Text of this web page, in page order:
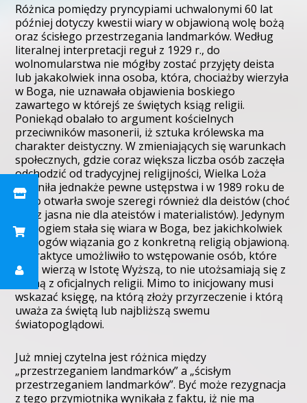
Różnica pomiędzy pryncypiami uchwalonymi 60 lat
później dotyczy kwestii wiary w objawioną wolę bożą
oraz ścisłego przestrzegania landmarków. Według
literalnej interpretacji reguł z 1929 r., do
wolnomularstwa nie mógłby zostać przyjęty deista
lub jakakolwiek inna osoba, która, chociażby wierzyła
w Boga, nie uznawała objawienia boskiego
zawartego w którejś ze świętych ksiąg religii.
Poniekąd obalało to argument kościelnych
przeciwników masonerii, iż sztuka królewska ma
charakter deistyczny. W zmieniających się warunkach
społecznych, gdzie coraz większa liczba osób zaczęła
odchodzić od tradycyjnej religijności, Wielka Loża
uczyniła jednakże pewne ustępstwa i w 1989 roku de
facto otwarła swoje szeregi również dla deistów (choć
rzecz jasna nie dla ateistów i materialistów). Jedynym
wymogiem stała się wiara w Boga, bez jakichkolwiek
wymogów wiązania go z konkretną religią objawioną.
W praktyce umożliwiło to wstępowanie osób, które
choć wierzą w Istotę Wyższą, to nie utożsamiają się z
żadną z oficjalnych religii. Mimo to inicjowany musi
wskazać księgę, na którą złoży przyrzeczenie i którą
uważa za świętą lub najbliższą swemu
światopoglądowi.
Już mniej czytelna jest różnica między
„przestrzeganiem landmarków” a „ścisłym
przestrzeganiem landmarków”. Być może rezygnacja
z tego przymiotnika wynikała z faktu, iż nie ma